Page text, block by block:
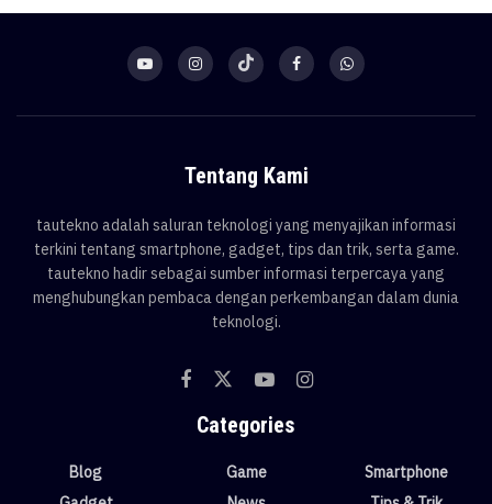
Tentang Kami
tautekno adalah saluran teknologi yang menyajikan informasi
terkini tentang smartphone, gadget, tips dan trik, serta game.
tautekno hadir sebagai sumber informasi terpercaya yang
menghubungkan pembaca dengan perkembangan dalam dunia
teknologi.
Categories
Blog
Game
Smartphone